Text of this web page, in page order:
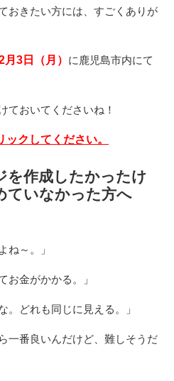
おきたい方には、すごくありが
3日（月） に鹿児島市内にて
ておいてくださいね！
ックしてください。
を作成したかったけ
ていなかった方へ
ね～。」
お金がかかる。」
。どれも同じに見える。」
一番良いんだけど、難しそうだ